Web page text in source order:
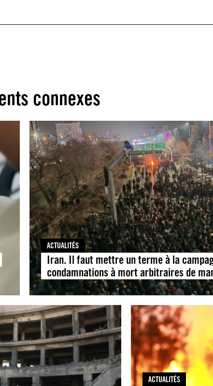
connexes
ACTUALITÉS
Iran. Il faut mettre un terme à la
condamnations à mort arbitraires de
ACTUALITÉS